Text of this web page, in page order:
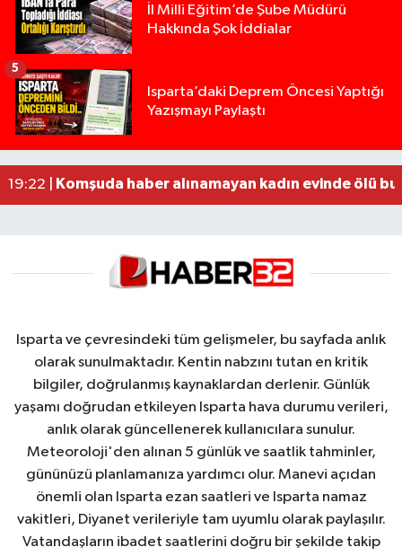
İl Milli Eğitim’de Şube Müdürü
Hakkında Şok İddialar
Isparta’daki Deprem Öncesi Yaptığı
Yazışmayı Paylaştı
5
13:00 |Yığılca'da kardeşler arasındaki silahlı kavgada
12:48 |Tur teknesi çalışanlarının birbirine girdiği kavga
02:26 |MOTOSİKLETLE ÇARPIŞAN OTOMOBİL GÜL
19:22 |
Komşuda haber alınamayan kadın evinde ölü
Isparta ve çevresindeki tüm gelişmeler, bu sayfada anlık
olarak sunulmaktadır. Kentin nabzını tutan en kritik
bilgiler, doğrulanmış kaynaklardan derlenir. Günlük
yaşamı doğrudan etkileyen Isparta hava durumu verileri,
anlık olarak güncellenerek kullanıcılara sunulur.
Meteoroloji'den alınan 5 günlük ve saatlik tahminler,
gününüzü planlamanıza yardımcı olur. Manevi açıdan
önemli olan Isparta ezan saatleri ve Isparta namaz
vakitleri, Diyanet verileriyle tam uyumlu olarak paylaşılır.
Vatandaşların ibadet saatlerini doğru bir şekilde takip